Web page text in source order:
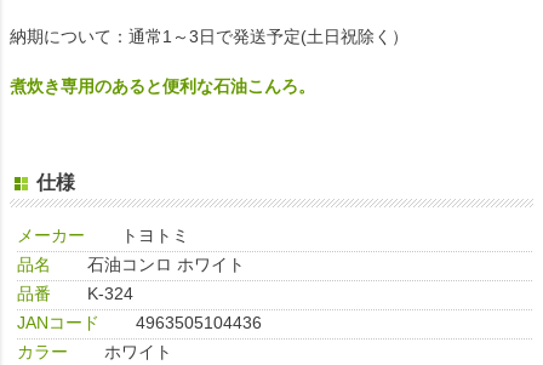
納期について：通常1～3日で発送予定(土日祝除く）
煮炊き専用のあると便利な石油こんろ。
仕様
メーカー
トヨトミ
品名
石油コンロ ホワイト
品番
K-324
JANコード
4963505104436
カラー
ホワイト